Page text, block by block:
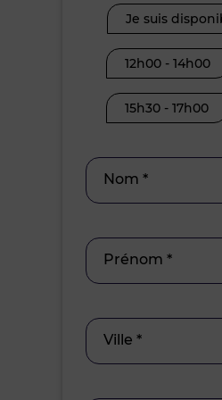
Je suis
12h00 - 14h00
15h30 - 17h00
Nom *
Prénom *
Ville *